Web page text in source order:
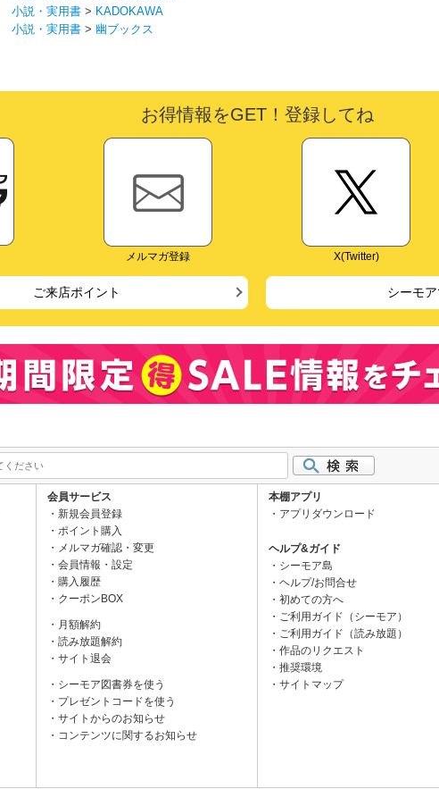
小説・実用書 > KADOKAWA
小説・実用書 > 幽ブックス
お得情報をGET！登録してね
メルマガ登録 X(Twitter)
ご来店ポイント シーモ
会員サービス
新規会員登録
ポイント購入
メルマガ確認・変更
会員情報・設定
購入履歴
クーポンBOX
月額解約
読み放題解約
サイト退会
シーモア図書券を使う
プレゼントコードを使う
サイトからのお知らせ
コンテンツに関するお知らせ
本棚アプリ
アプリダウンロード
ヘルプ&ガイド
シーモア島
ヘルプ/お問合せ
初めての方へ
ご利用ガイド（シーモア）
ご利用ガイド（読み放題）
作品のリクエスト
推奨環境
サイトマップ